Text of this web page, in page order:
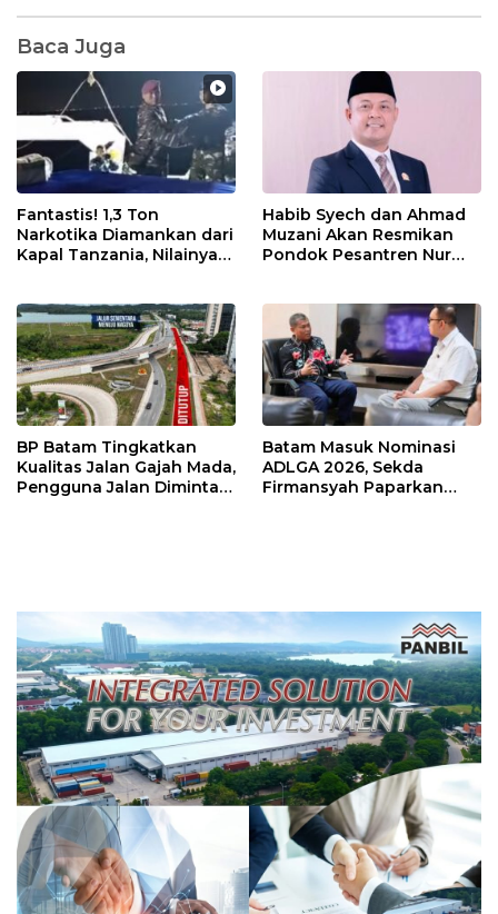
Baca Juga
Fantastis! 1,3 Ton
Narkotika Diamankan dari
Kapal Tanzania, Nilainya
Habib Syech dan Ahmad
Muzani Akan Resmikan
Pondok Pesantren Nur
BP Batam Tingkatkan
Kualitas Jalan Gajah Mada,
Pengguna Jalan Diminta
Batam Masuk Nominasi
ADLGA 2026, Sekda
Firmansyah Paparkan